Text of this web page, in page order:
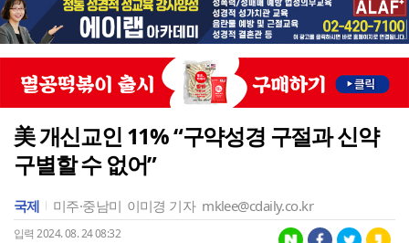
美 개신교인 11% “구약성경 구절과 신약
구별할 수 없어”
국제 미주·중남미 이미경 기자 mklee@cdaily.co.kr
입력 2024. 08. 24 08:32